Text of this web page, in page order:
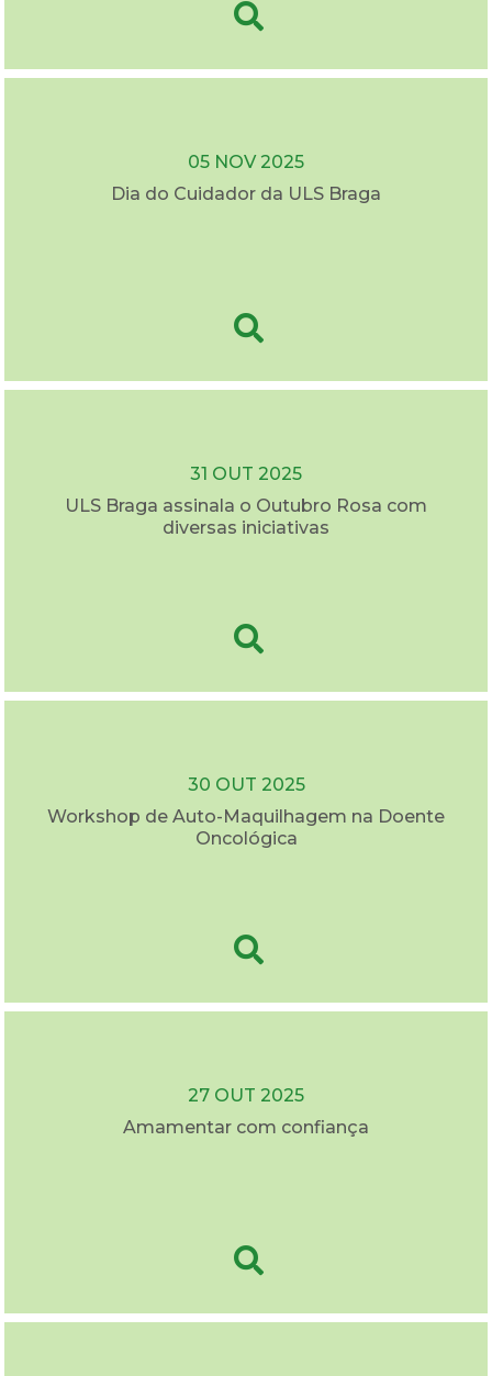
05 NOV 2025
Dia do Cuidador da ULS Braga
31 OUT 2025
ULS Braga assinala o Outubro Rosa com
diversas iniciativas
30 OUT 2025
Workshop de Auto-Maquilhagem na Doente
Oncológica
27 OUT 2025
Amamentar com confiança